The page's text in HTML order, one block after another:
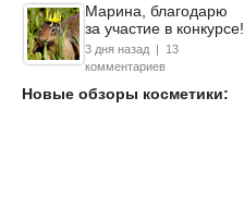
Марина, благодарю
за участие в конкурсе!
3 дня назад | 13
комментариев
Новые обзоры косметики: